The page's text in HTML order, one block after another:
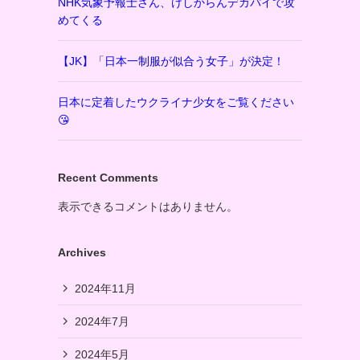
めてくる
【JK】「日本一制服が似合う女子」が決定！
日本に定着したウクライナ少女をご覧ください
😘
Recent Comments
表示できるコメントはありません。
Archives
2024年11月
2024年7月
2024年5月